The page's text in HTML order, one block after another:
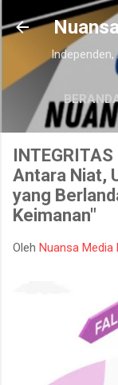
Antara Niat,
yang
Keimanan"
Oleh Nuansa Media